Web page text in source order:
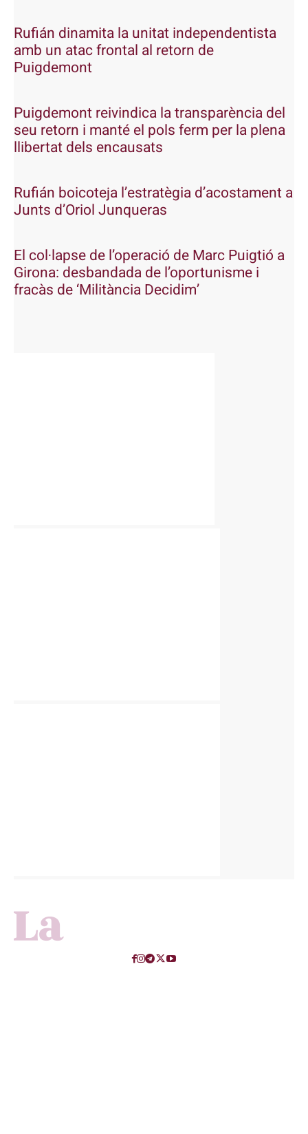
Rufián dinamita la unitat independentista
amb un atac frontal al retorn de
Puigdemont
Puigdemont reivindica la transparència del
seu retorn i manté el pols ferm per la plena
llibertat dels encausats
Rufián boicoteja l’estratègia d’acostament a
Junts d’Oriol Junqueras
El col·lapse de l’operació de Marc Puigtió a
Girona: desbandada de l’oportunisme i
fracàs de ‘Militància Decidim’